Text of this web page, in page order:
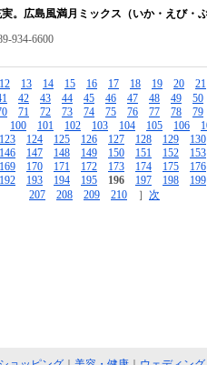
。広島風満月ミックス（いか・えび・
934-6600
12 13 14 15 16 17 18 19 20 21
42 43 44 45 46 47 48 49 50
71 72 73 74 75 76 77 78 79
100 101 102 103 104 105 106
123 124 125 126 127 128 129 130
146 147 148 149 150 151 152 153
169 170 171 172 173 174 175 176
192 193 194 195 196 197 198 199
207
208 209 210 ］ 次